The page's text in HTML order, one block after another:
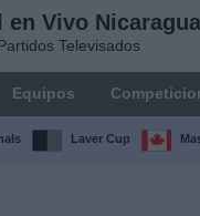
en Vivo Nicaragua
Televisados
Equipos
Laver Cup